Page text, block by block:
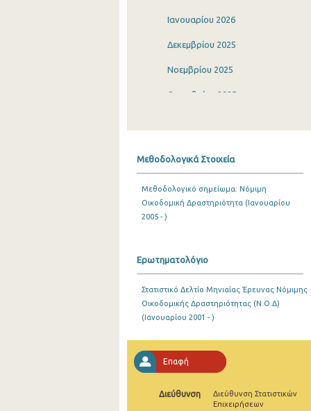
Ιανουαρίου 2026
Δεκεμβρίου 2025
Νοεμβρίου 2025
Οκτωβρίου 2025
Ιουνίου 2025
Φεβρουαρίου 2025
Ιανουαρίου 2025
Νοεμβρίου 2024
Οκτωβρίου 2024
Μεθοδολογικά Στοιχεία
Μεθοδολογικό σημείωμα: Νόμιμη
Οικοδομική Δραστηριότητα (Ιανουαρίου
2005 - )
Ερωτηματολόγιο
Στατιστικό Δελτίο Μηνιαίας Έρευνας Νόμιμης
Οικοδομικής Δραστηριότητας (Ν.Ο.Δ)
(Ιανουαρίου 2001 - )
Επαφή
Διεύθυνση
Διεύθυνση Στατιστικών
Επιχειρήσεων